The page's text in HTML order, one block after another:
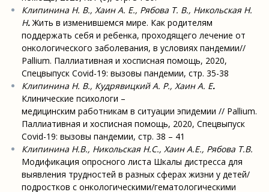
Клипинина Н. В., Хаин А. Е., Рябова Т. В., Никольская Н.
Н.Жить в изменившемся мире. Как родителям
поддержать себя и ребенка, проходящего лечение от
онкологического заболевания, в условиях пандемии//
Pallium. Паллиативная и хосписная помощь, 2020,
Спецвыпуск Covid-19: вызовы пандемии, стр. 35-38
Клипинина Н. В., Кудрявицкий А. Р., Хаин А. Е.
Клинические психологи –
медицинским работникам в ситуации эпидемии // Pallium.
Паллиативная и хосписная помощь, 2020, Спецвыпуск
Covid-19: вызовы пандемии, стр. 38 – 41
Клипинина Н.В., Никольская Н.С., Хаин А.Е., Рябова Т.В.
Модификация опросного листа Шкалы дистресса для
выявления трудностей в разных сферах жизни у детей/
подростков с онкологическими/гематологическими